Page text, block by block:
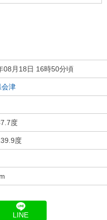
08月18日 16時50分頃
会津
度
度
LINE